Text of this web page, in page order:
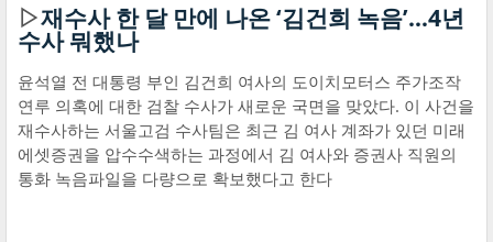
▷재수사 한 달 만에 나온 ‘김건희 녹음’…4년
수사 뭐했나
윤석열 전 대통령 부인 김건희 여사의 도이치모터스 주가조작
연루 의혹에 대한 검찰 수사가 새로운 국면을 맞았다. 이 사건을
재수사하는 서울고검 수사팀은 최근 김 여사 계좌가 있던 미래
에셋증권을 압수수색하는 과정에서 김 여사와 증권사 직원의
통화 녹음파일을 다량으로 확보했다고 한다